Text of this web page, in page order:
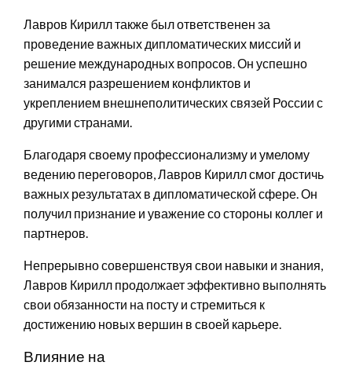
Лавров Кирилл также был ответственен за
проведение важных дипломатических миссий и
решение международных вопросов. Он успешно
занимался разрешением конфликтов и
укреплением внешнеполитических связей России с
другими странами.
Благодаря своему профессионализму и умелому
ведению переговоров, Лавров Кирилл смог достичь
важных результатах в дипломатической сфере. Он
получил признание и уважение со стороны коллег и
партнеров.
Непрерывно совершенствуя свои навыки и знания,
Лавров Кирилл продолжает эффективно выполнять
свои обязанности на посту и стремиться к
достижению новых вершин в своей карьере.
Влияние на